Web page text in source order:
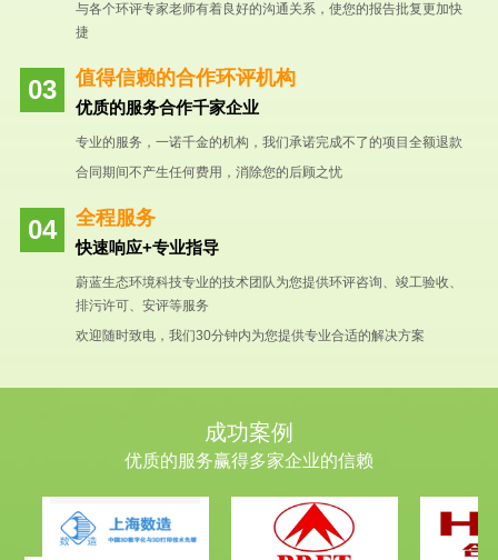
与各个环评专家老师有着良好的沟通关系，使您的报告批复更加快
捷
值得信赖的合作环评机构
优质的服务合作千家企业
专业的服务，一诺千金的机构，我们承诺完成不了的项目全额退款
合同期间不产生任何费用，消除您的后顾之忧
全程服务
快速响应+专业指导
蔚蓝生态环境科技专业的技术团队为您提供环评咨询、竣工验收、
排污许可、安评等服务
欢迎随时致电，我们30分钟内为您提供专业合适的解决方案
成功案例
优质的服务赢得多家企业的信赖